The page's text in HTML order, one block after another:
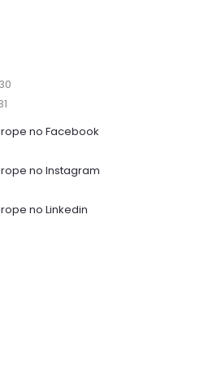
no Facebook
no Instagram
no Linkedin